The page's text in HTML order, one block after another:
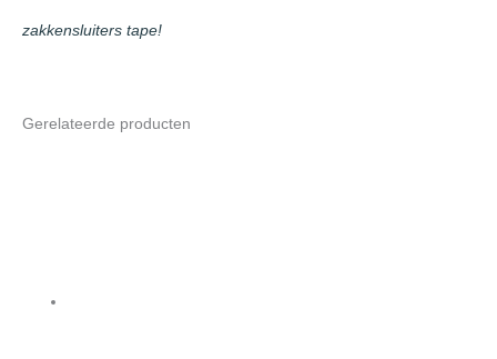
zakkensluiters tape!
Gerelateerde producten